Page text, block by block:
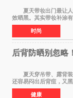
夏天带妆出门最让人
效晒黑。其实带妆补涂
妆，全天持妆和防护
时尚
后背防晒别忽略
夏天穿吊带、露背装
还容易闷出后背痘，又
下甚至完全不涂，结果
健康